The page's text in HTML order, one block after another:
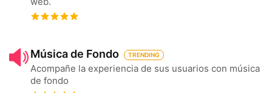
Música de Fondo TRENDING
Acompañe la experiencia de sus usuarios con música
de fondo